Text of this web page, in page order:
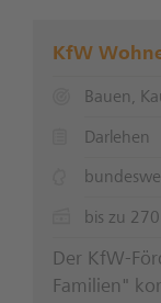
KfW
Bauen,
Darlehen
bis zu
Der KfW-
Familien"